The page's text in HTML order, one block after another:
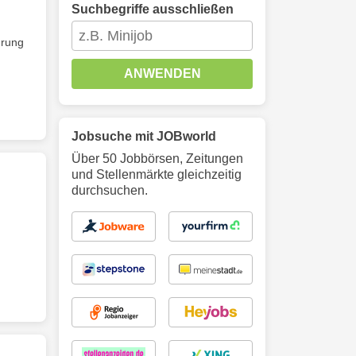
Suchbegriffe ausschließen
ANWENDEN
Jobsuche mit JOBworld
Über 50 Jobbörsen, Zeitungen
und Stellenmärkte gleichzeitig
durchsuchen.